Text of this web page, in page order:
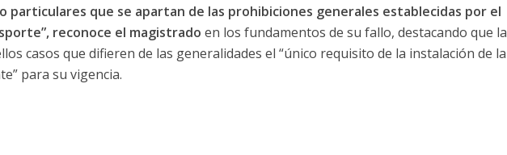
particulares que se apartan de las prohibiciones generales establecidas por el
reconoce el magistrado en los fundamentos de su fallo, destacando que la
casos que difieren de las generalidades el “único requisito de la instalación de la
para su vigencia.